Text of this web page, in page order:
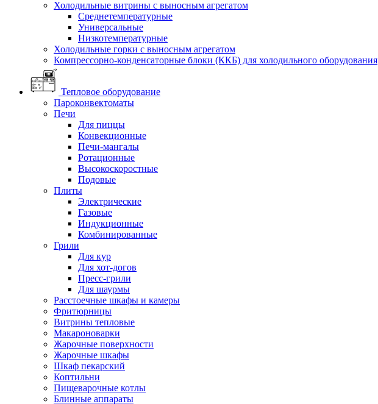
Холодильные витрины с выносным агрегатом
Среднетемпературные
Универсальные
Низкотемпературные
Холодильные горки с выносным агрегатом
Компрессорно-конденсаторные блоки (ККБ) для холодильного оборудования
Тепловое оборудование
Пароконвектоматы
Печи
Для пиццы
Конвекционные
Печи-мангалы
Ротационные
Высокоскоростные
Подовые
Плиты
Электрические
Газовые
Индукционные
Комбинированные
Грили
Для кур
Для хот-догов
Пресс-грили
Для шаурмы
Расстоечные шкафы и камеры
Фритюрницы
Витрины тепловые
Макароноварки
Жарочные поверхности
Жарочные шкафы
Шкаф пекарский
Коптильни
Пищеварочные котлы
Блинные аппараты